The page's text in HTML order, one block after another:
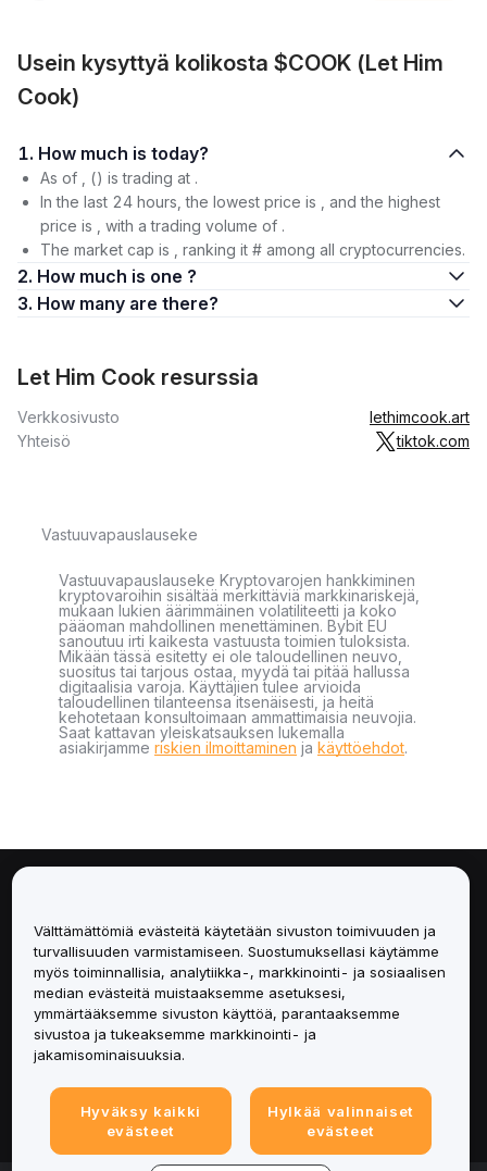
Usein kysyttyä kolikosta $COOK (Let Him
Cook)
1. How much is today?
As of , () is trading at .
In the last 24 hours, the lowest price is , and the highest
price is , with a trading volume of .
The market cap is , ranking it # among all cryptocurrencies.
2. How much is one ?
3. How many are there?
Let Him Cook resurssia
Verkkosivusto
lethimcook.art
Yhteisö
tiktok.com
Vastuuvapauslauseke
Vastuuvapauslauseke Kryptovarojen hankkiminen
kryptovaroihin sisältää merkittäviä markkinariskejä,
mukaan lukien äärimmäinen volatiliteetti ja koko
pääoman mahdollinen menettäminen. Bybit EU
sanoutuu irti kaikesta vastuusta toimien tuloksista.
Mikään tässä esitetty ei ole taloudellinen neuvo,
suositus tai tarjous ostaa, myydä tai pitää hallussa
digitaalisia varoja. Käyttäjien tulee arvioida
taloudellinen tilanteensa itsenäisesti, ja heitä
kehotetaan konsultoimaan ammattimaisia neuvojia.
Saat kattavan yleiskatsauksen lukemalla
asiakirjamme riskien ilmoittaminen ja käyttöehdot.
Palvelut
Tuki
Tuotteet
Lakiasiat
Välttämättömiä evästeitä käytetään sivuston toimivuuden ja
turvallisuuden varmistamiseen. Suostumuksellasi käytämme
myös toiminnallisia, analytiikka-, markkinointi- ja sosiaalisen
median evästeitä muistaaksemme asetuksesi,
ymmärtääksemme sivuston käyttöä, parantaaksemme
sivustoa ja tukeaksemme markkinointi- ja
jakamisominaisuuksia.
Hyväksy kaikki
evästeet
Hylkää valinnaiset
evästeet